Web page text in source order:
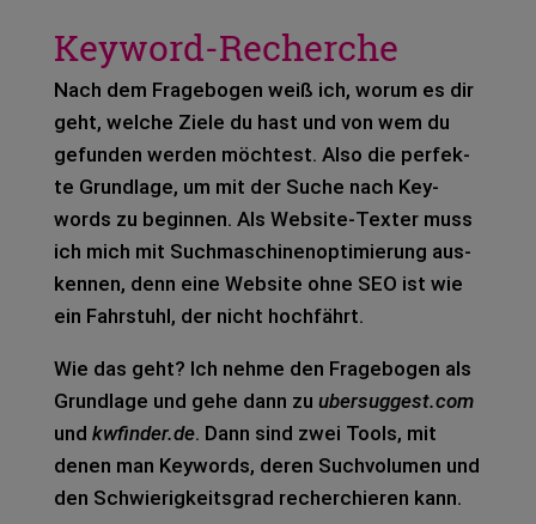
Keyword-Recherche
Nach dem Fra­ge­bo­gen weiß ich, worum es dir
geht, wel­che Ziele du hast und von wem du
gefun­den wer­den möch­test. Also die per­fek­
te Grund­la­ge, um mit der Suche nach Key­
words zu begin­nen. Als Web­site-Tex­ter muss
ich mich mit Such­ma­schi­nen­op­ti­mie­rung aus­
ken­nen, denn eine Web­site ohne SEO ist wie
ein Fahr­stuhl, der nicht hoch­fährt.
Wie das geht? Ich nehme den Fra­ge­bo­gen als
Grund­la­ge und gehe dann zu ubersuggest.com
und kwfinder.de. Dann sind zwei Tools, mit
denen man Key­words, deren Such­vo­lu­men und
den Schwie­rig­keits­grad recher­chie­ren kann.